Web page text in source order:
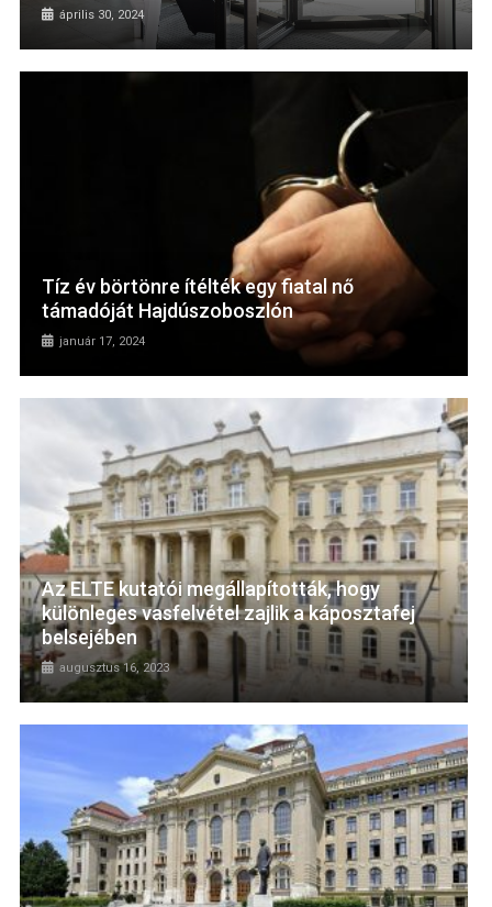
április 30, 2024
Tíz év börtönre ítélték egy fiatal nő
támadóját Hajdúszoboszlón
január 17, 2024
Az ELTE kutatói megállapították, hogy
különleges vasfelvétel zajlik a káposztafej
belsejében
augusztus 16, 2023